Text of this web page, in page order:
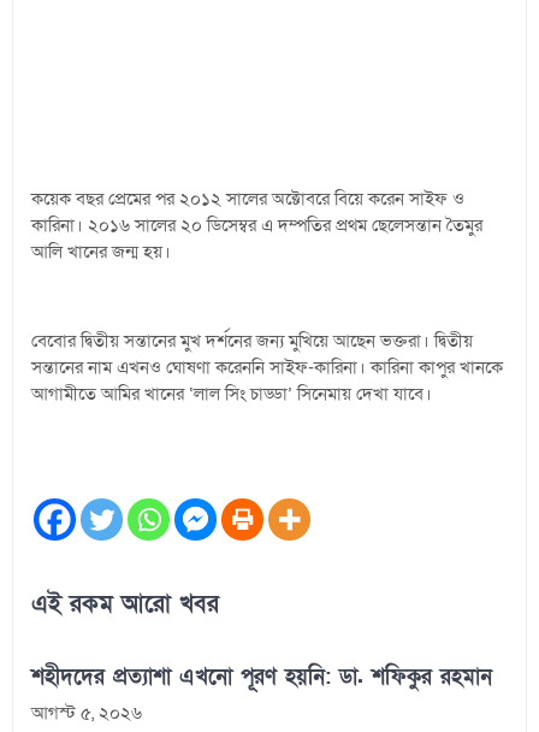
কয়েক বছর প্রেমের পর ২০১২ সালের অক্টোবরে বিয়ে করেন সাইফ ও
কারিনা। ২০১৬ সালের ২০ ডিসেম্বর এ দম্পতির প্রথম ছেলেসন্তান তৈমুর
আলি খানের জন্ম হয়।
বেবোর দ্বিতীয় সন্তানের মুখ দর্শনের জন্য মুখিয়ে আছেন ভক্তরা। দ্বিতীয়
সন্তানের নাম এখনও ঘোষণা করেননি সাইফ-কারিনা। কারিনা কাপুর খানকে
আগামীতে আমির খানের ‘লাল সিং চাড্ডা’ সিনেমায় দেখা যাবে।
এই রকম আরো খবর
শহীদদের প্রত্যাশা এখনো পূরণ হয়নি: ডা. শফিকুর রহমান
আগস্ট ৫, ২০২৬